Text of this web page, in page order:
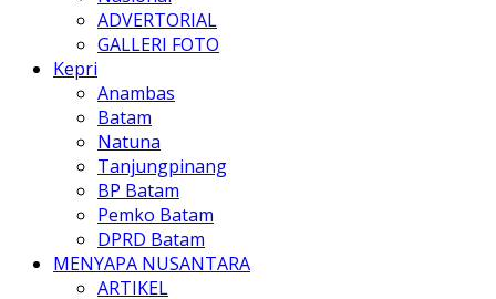
ADVERTORIAL
GALLERI FOTO
Kepri
Anambas
Batam
Natuna
Tanjungpinang
BP Batam
Pemko Batam
DPRD Batam
MENYAPA NUSANTARA
ARTIKEL